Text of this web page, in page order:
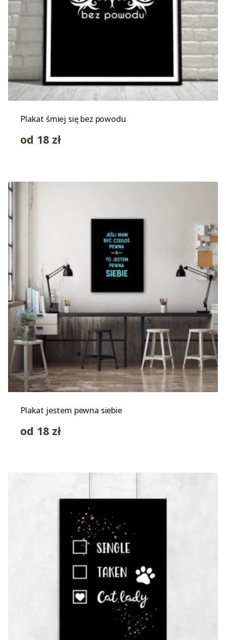
Plakat śmiej się bez powodu
od 18 zł
Plakat jestem pewna siebie
od 18 zł